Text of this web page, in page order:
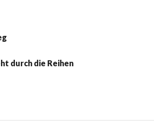
durch die Reihen